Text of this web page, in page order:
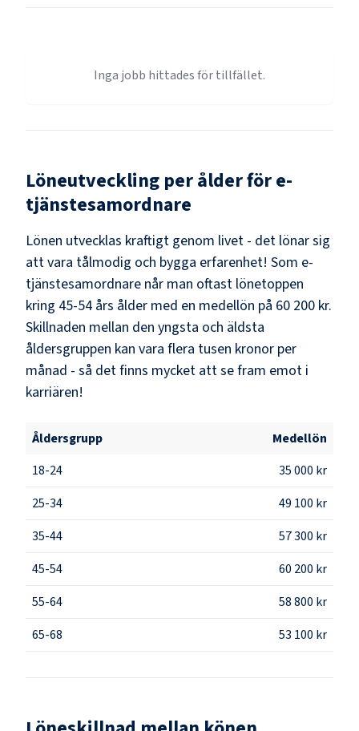
Inga jobb hittades för tillfället.
Löneutveckling per ålder före-
tjänstesamordnare
Lönen utvecklas kraftigt genom livet - det lönar sig
att vara tålmodig och bygga erfarenhet! Som e-
tjänstesamordnare når man oftast lönetoppen
kring 45-54 års ålder med en medellön på 60 200 kr.
Skillnaden mellan den yngsta och äldsta
åldersgruppen kan vara flera tusen kronor per
månad - så det finns mycket att se fram emot i
karriären!
Åldersgrupp
Medellön
18-24
35 000 kr
25-34
49 100 kr
35-44
57 300 kr
45-54
60 200 kr
55-64
58 800 kr
65-68
53 100 kr